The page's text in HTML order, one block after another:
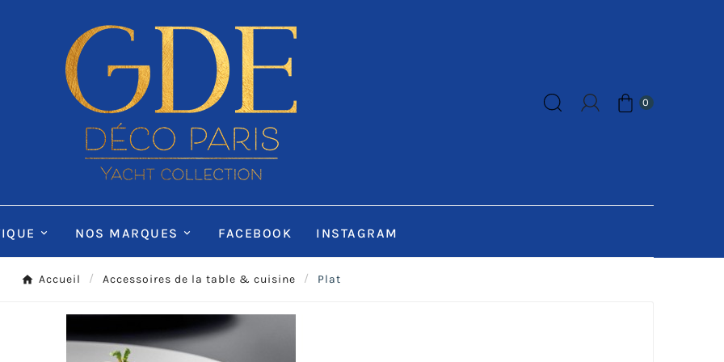
0
NOS MARQUES FACEBOOK INSTAGRAM
Accueil Accessoires de la table & cuisine Plat